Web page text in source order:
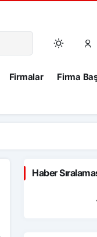
Firmalar Firma
Haber